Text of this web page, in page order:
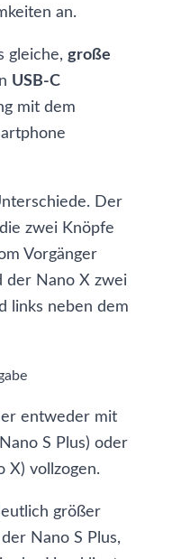
an.
gleiche, große
USB-C
mit dem
Der
zwei Knöpfe
Vorgänger
der Nano X zwei
links neben dem
entweder mit
S Plus) oder
X) vollzogen.
größer
Nano S Plus,